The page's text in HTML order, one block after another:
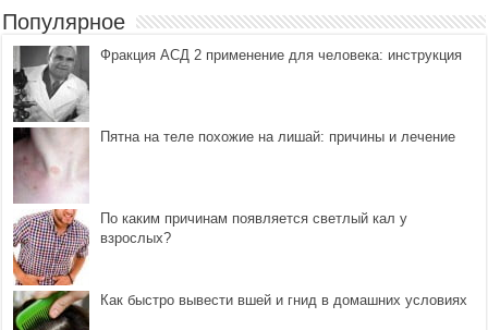
Популярное
Фракция АСД 2 применение для человека: инструкция
Пятна на теле похожие на лишай: причины и лечение
По каким причинам появляется светлый кал у
взрослых?
Как быстро вывести вшей и гнид в домашних условиях